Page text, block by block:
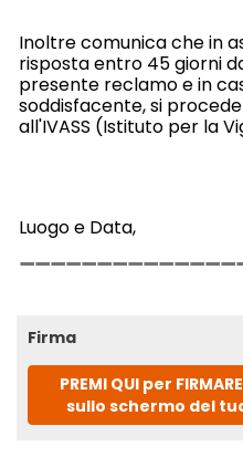
Inoltre comunica che in
risposta entro 45 giorni
presente reclamo e in
soddisfacente, si
all'IVASS (Istituto per la
Luogo e Data,
Firma
PREMI QUI per
sullo schermo del